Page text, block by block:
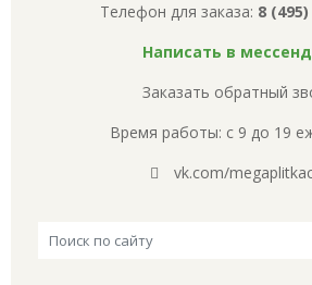
Телефон для заказа: 8
Написать в
Заказать обратный
Время работы: с 9 до 19
vk.com/